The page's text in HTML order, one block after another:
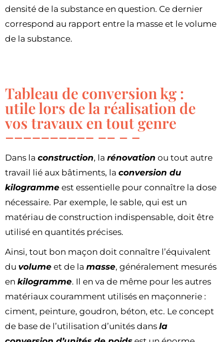
densité de la substance en question. Ce dernier
correspond au rapport entre la masse et le volume
de la substance.
Tableau de conversion kg :
utile lors de la réalisation de
vos travaux en tout genre
Dans la construction, la rénovation ou tout autre
travail lié aux bâtiments, la conversion du
kilogramme est essentielle pour connaître la dose
nécessaire. Par exemple, le sable, qui est un
matériau de construction indispensable, doit être
utilisé en quantités précises.
Ainsi, tout bon maçon doit connaître l’équivalent
du volume et de la masse, généralement mesurés
en kilogramme. Il en va de même pour les autres
matériaux couramment utilisés en maçonnerie :
ciment, peinture, goudron, béton, etc. Le concept
de base de l’utilisation d’unités dans la